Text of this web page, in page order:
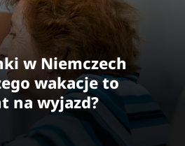
w Niemczech
wakacje to
na wyjazd?